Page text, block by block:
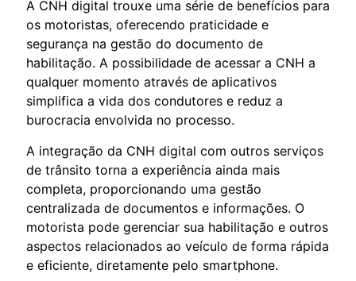
A CNH digital trouxe uma série de benefícios para
os motoristas, oferecendo praticidade e
segurança na gestão do documento de
habilitação. A possibilidade de acessar a CNH a
qualquer momento através de aplicativos
simplifica a vida dos condutores e reduz a
burocracia envolvida no processo.
A integração da CNH digital com outros serviços
de trânsito torna a experiência ainda mais
completa, proporcionando uma gestão
centralizada de documentos e informações. O
motorista pode gerenciar sua habilitação e outros
aspectos relacionados ao veículo de forma rápida
e eficiente, diretamente pelo smartphone.